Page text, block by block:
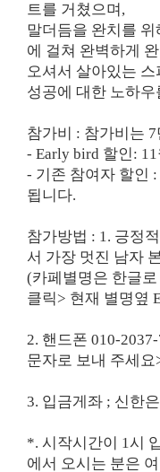
트를 거쳤으며,
말더듬을 완치를
에 걸쳐 완벽하게
오셔서 살아있는
성공에 대한 노하
참가비 : 참가비는
- Early bird 할인:
- 기존 참여자 할인
됩니다.
참가방법 : 1. 긍정
서 가장 멋진 남자
(카페별명은 한글
클릭> 현재 별명옆
2. 핸드폰 010-
문자로 보내 주세요
3. 입금게좌 ; 신한
*. 시작시간이 1시
에서 오시는 분은